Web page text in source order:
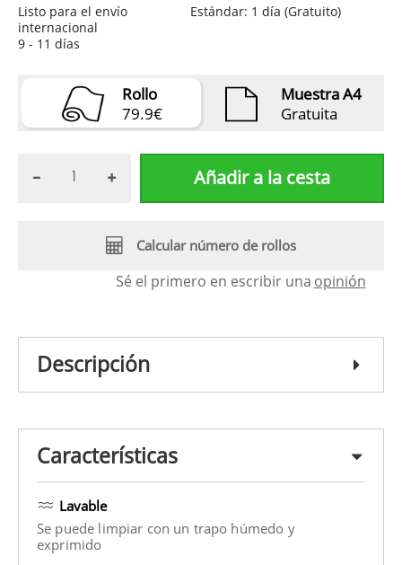
Listo para el envío
internacional
9 - 11 días
Estándar: 1 día (Gratuito)
Rollo
79.9€
Muestra A4
Gratuita
Añadir a la cesta
Calcular número de rollos
Sé el primero en escribir una opinión
Descripción
Características
Lavable
Se puede limpiar con un trapo húmedo y
exprimido